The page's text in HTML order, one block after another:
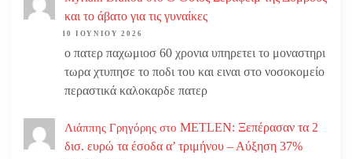
και το άβατο για τις γυναίκες
10 ΙΟΥΝΊΟΥ 2026
ο πατερ παχωμιοσ 60 χρονια υπηρετει το μοναστηρι
τωρα χτυπησε το ποδι του και ειναι στο νοσοκομείο
περαστικά καλοκαρδε πατερ
Λιάππης Γρηγόρης στο METLEN: Ξεπέρασαν τα 2
δισ. ευρώ τα έσοδα α’ τριμήνου – Αύξηση 37%